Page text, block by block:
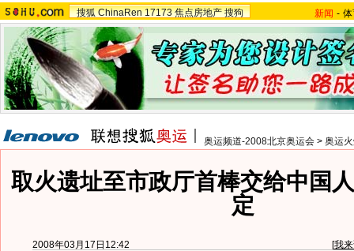
搜狐 ChinaRen 17173 焦点房地产 搜狗 新闻 -
奥运频道-2008北京奥运会 > 奥运
取火遗址至市政厅首棒交给中国
定
2008年03月17日12:42 [我